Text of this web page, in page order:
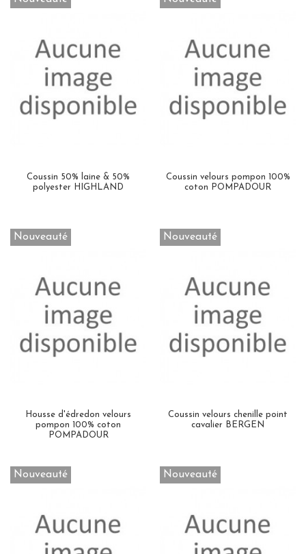
Coussin 50% laine & 50%
polyester HIGHLAND
Coussin velours pompon 100%
coton POMPADOUR
Nouveauté
Housse d'édredon velours
pompon 100% coton
POMPADOUR
Nouveauté
Coussin velours chenille point
cavalier BERGEN
Nouveauté Nouveauté